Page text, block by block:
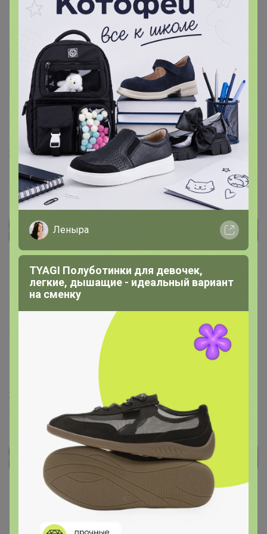
Леначкапеначка
Фанат СП
28 июля, 2023 17:45
Я уже везде посмотрела, во вкладке дополнительно
нет, а где теперь эти закупки то? Подскажите
пожалуйста
Леначкапеначка
Я нажимаю на закупку из этого раздела, у меня в
корзине, а пишет что нет прав
Леныра
TYAGI Полуботинки для девочек,
легкие, дышащие - идеальный вариант
на сменку